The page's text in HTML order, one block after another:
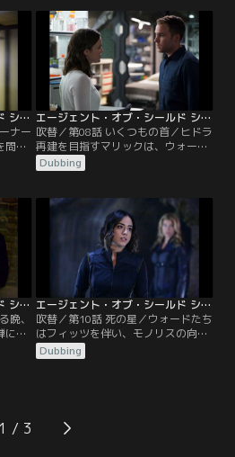
れた
。
に
と
挫
ナー博士を殺そうとしたからだ。早
速メイはモースを現場に復帰させ、
2人で学生アレックスを装っていた
ウェルナー・フォン・ストラッカー
を追う。
エージェント・オブ・シールド シーズン3 第07話／吹替【MARVEL】
ナー
問い
を
学
ッ
部
に
カ
エージェント・オブ・シールド シーズン3 第08話／吹替【MARVEL】
吹替／第08話 いくつもの首／ヒドラ
再建を目指すマリックは、ウォード
殺害を企むが失敗に終わる。危機を
脱したウォードはヒドラの元リーダ
まで辿り着くが…。一方、コールソ
ンはATCUの真の狙いを突き止めよ
うと、ガーナー博士のモジュールが
施設に運ばれるチャンスを活か
し“スポットライト作戦”を決行。
Dubbing
エージェント・オブ・シールド シーズン3 第09話／吹替【MARVEL】
晩、
に襲
た
の
シー
けよ
エージェント・オブ・シールド シーズン3 第10話／吹替【MARVEL】
吹替／第10話 死の星／ウォードたち
はフィッツを伴い、モノリスの向こ
う側にある惑星に到着。すると、フ
ィッツが惑星の案内役としてウィル
が運搬されていることを知る。長官
代理のマックには仲間とインヒュー
Dubbing
1